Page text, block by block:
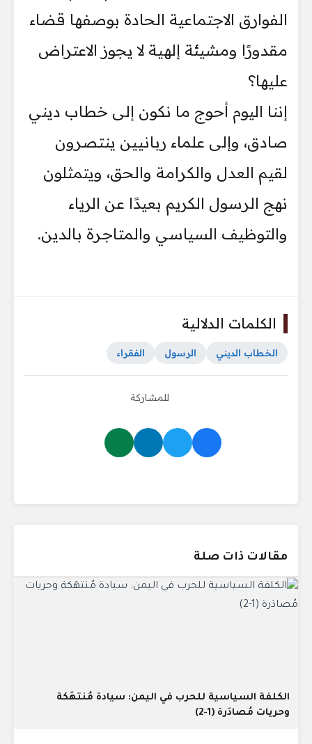
الفوارق الاجتماعية الحادة بوصفها قضاء
مقدورًا ومشيئة إلهية لا يجوز الاعتراض
عليها؟
إننا اليوم أحوج ما نكون إلى خطاب ديني
صادق، وإلى علماء ربانيين ينتصرون
لقيم العدل والكرامة والحق، ويتمثلون
نهج الرسول الكريم بعيدًا عن الرياء
والتوظيف السياسي والمتاجرة بالدين.
الكلمات الدلالية
الخطاب الديني الرسول الفقراء
للمشاركة
مقالات ذات صلة
الكلفة السياسية للحرب في اليمن: سيادة مُنتهَكة
وحريات مُصادَرة (1-2)